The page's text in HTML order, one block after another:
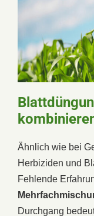
Ähnlich wie bei
Herbiziden und
Fehlende
Durchgang